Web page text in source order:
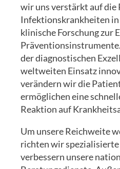
wir uns verstärkt auf die
Infektionskrankheiten
klinische Forschung zur
der diagnostischen
weltweiten Einsatz
verändern wir die
ermöglichen eine
Reaktion auf
Um unsere Reichweite
richten wir
verbessern unsere